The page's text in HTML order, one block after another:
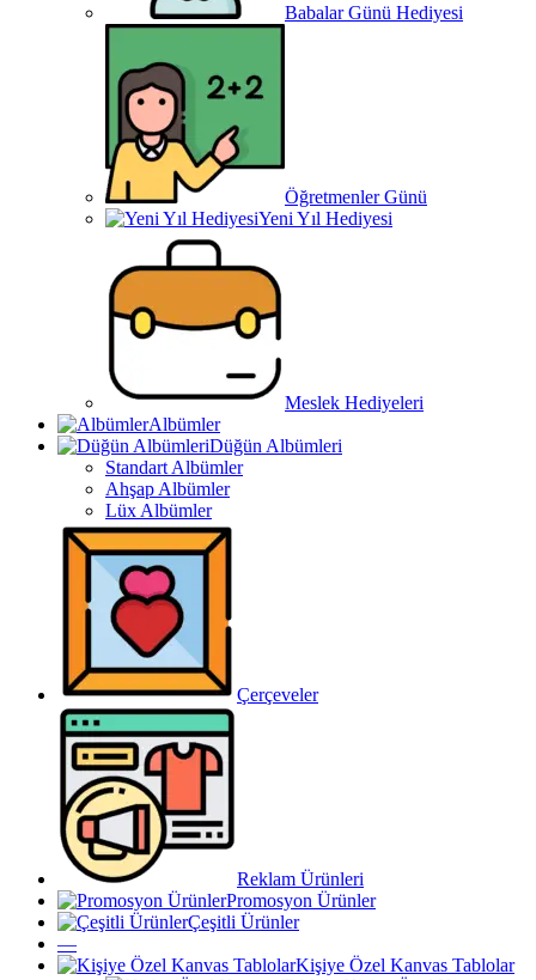
Babalar Günü Hediyesi
Öğretmenler Günü
Yeni Yıl Hediyesi
Meslek Hediyeleri
Albümler
Düğün Albümleri
Standart Albümler
Ahşap Albümler
Lüx Albümler
Çerçeveler
Reklam Ürünleri
Promosyon Ürünler
Çeşitli Ürünler
—
Kişiye Özel Kanvas Tablolar